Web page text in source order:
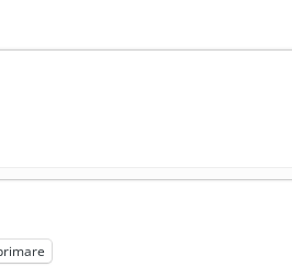
Ucrainei, Volodymyr Zelensky
2026
Octavian Goga, înlăturat din Iași